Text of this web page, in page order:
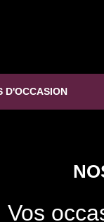
D'OCCASION
Vos